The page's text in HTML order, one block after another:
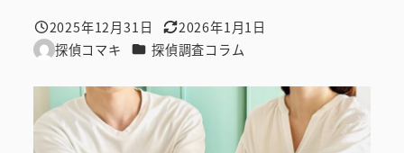
投稿日
2025年12月31日
更新日
2026年1月1日
著
探偵コマキ カテゴリー
探偵調査コラム